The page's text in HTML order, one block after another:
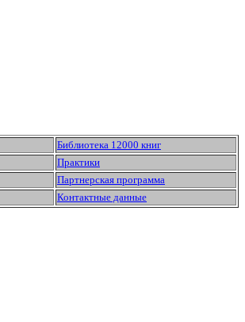
Библиотека 12000 книг
Практики
Партнерская программа
Контактные данные